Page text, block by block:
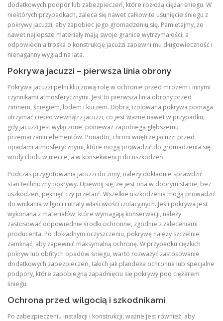
dodatkowych podpór lub zabezpieczeń, które rozłożą ciężar śniegu. W
niektórych przypadkach, zaleca się nawet całkowite usunięcie śniegu z
pokrywy jacuzzi, aby zapobiec jego gromadzeniu się. Pamiętajmy, że
nawet najlepsze materiały mają swoje granice wytrzymałości, a
odpowiednia troska o konstrukcję jacuzzi zapewni mu długowieczność i
nienaganny wygląd na lata.
Pokrywa jacuzzi – pierwsza linia obrony
Pokrywa jacuzzi pełni kluczową rolę w ochronie przed mrozem i innymi
czynnikami atmosferycznymi. Jest to pierwsza linia obrony przed
zimnem, śniegiem, lodem i kurzem. Dobra, izolowana pokrywa pomaga
utrzymać ciepło wewnątrz jacuzzi, co jest ważne nawet w przypadku,
gdy jacuzzi jest wyłączone, ponieważ zapobiega głębszemu
przemarzaniu elementów. Ponadto, chroni wnętrze jacuzzi przed
opadami atmosferycznymi, które mogą prowadzić do gromadzenia się
wody i lodu w niecce, a w konsekwencji do uszkodzeń.
Podczas przygotowania jacuzzi do zimy, należy dokładnie sprawdzić
stan techniczny pokrywy. Upewnij się, że jest ona w dobrym stanie, bez
uszkodzeń, pęknięć czy przetarć. Wszelkie uszkodzenia mogą prowadzić
do wnikania wilgoci i utraty właściwości izolacyjnych. Jeśli pokrywa jest
wykonana z materiałów, które wymagają konserwacji, należy
zastosować odpowiednie środki ochronne, zgodnie z zaleceniami
producenta. Po dokładnym oczyszczeniu, pokrywę należy szczelnie
zamknąć, aby zapewnić maksymalną ochronę. W przypadku ciężkich
pokryw lub obfitych opadów śniegu, warto rozważyć zastosowanie
dodatkowych zabezpieczeń, takich jak plandeka ochronna lub specjalne
podpory, które zapobiegną zapadnięciu się pokrywy pod ciężarem
śniegu.
Ochrona przed wilgocią i szkodnikami
Po zabezpieczeniu instalacji i konstrukcji, ważne jest również, aby